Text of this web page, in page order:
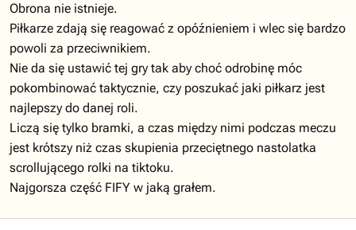
Obrona nie istnieje.
Piłkarze zdają się reagować z opóźnieniem i wlec się bardzo
powoli za przeciwnikiem.
Nie da się ustawić tej gry tak aby choć odrobinę móc
pokombinować taktycznie, czy poszukać jaki piłkarz jest
najlepszy do danej roli.
Liczą się tylko bramki, a czas między nimi podczas meczu
jest krótszy niż czas skupienia przeciętnego nastolatka
scrollującego rolki na tiktoku.
Najgorsza część FIFY w jaką grałem.